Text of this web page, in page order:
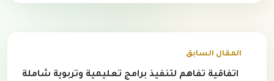
المقال السابق
اتفاقية تفاهم لتنفيذ برامج تعليمية وتربوية شاملة